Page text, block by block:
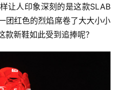
让人印象深刻的是这款SLAB
团红色的烈焰席卷了大大小小
新鞋如此受到追捧呢？